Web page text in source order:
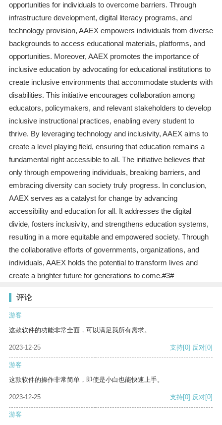
opportunities for individuals to overcome barriers. Through
infrastructure development, digital literacy programs, and
technology provision, AAEX empowers individuals from diverse
backgrounds to access educational materials, platforms, and
opportunities. Moreover, AAEX promotes the importance of
inclusive education by advocating for educational institutions to
create inclusive environments that accommodate students with
disabilities. This initiative encourages collaboration among
educators, policymakers, and relevant stakeholders to develop
inclusive instructional practices, enabling every student to
thrive. By leveraging technology and inclusivity, AAEX aims to
create a level playing field, ensuring that education remains a
fundamental right accessible to all. The initiative believes that
only through empowering individuals, breaking barriers, and
embracing diversity can society truly progress. In conclusion,
AAEX serves as a catalyst for change by advancing
accessibility and education for all. It addresses the digital
divide, fosters inclusivity, and strengthens education systems,
resulting in a more equitable and empowered society. Through
the collaborative efforts of governments, organizations, and
individuals, AAEX holds the potential to transform lives and
create a brighter future for generations to come.#3#
评论
游客
这款软件的功能非常全面，可以满足我所有需求。
2023-12-25 支持[0] 反对[0]
游客
这款软件的操作非常简单，即使是小白也能快速上手。
2023-12-25 支持[0] 反对[0]
游客